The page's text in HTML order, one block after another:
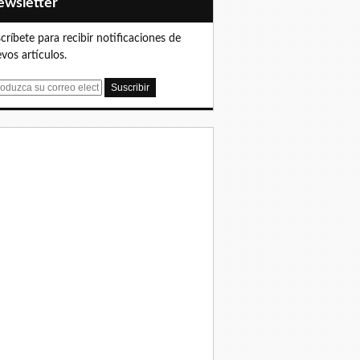
para recibir notificaciones de
artículos.